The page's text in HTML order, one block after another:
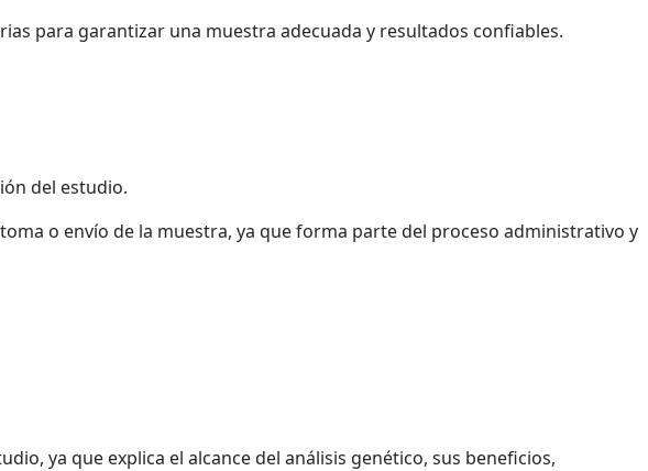
para garantizar una muestra adecuada y resultados confiables.
del estudio.
o envío de la muestra, ya que forma parte del proceso administrativo y
ya que explica el alcance del análisis genético, sus beneficios,